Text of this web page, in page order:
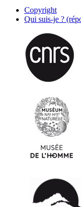
Copyright
Qui suis-je ?